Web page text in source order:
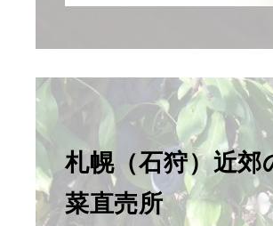
札幌（石狩）近郊
菜直売所